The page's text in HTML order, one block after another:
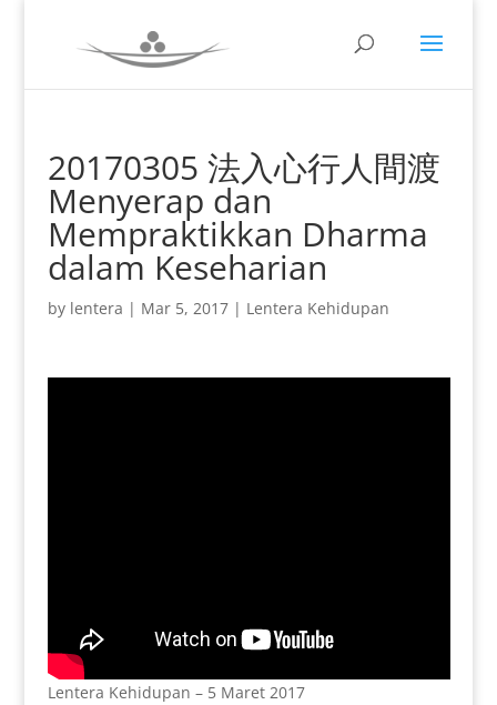
20170305 法入心行人間渡
Menyerap dan
Mempraktikkan Dharma
dalam Keseharian
by lentera | Mar 5, 2017| Lentera Kehidupan
Lentera Kehidupan – 5 Maret 2017